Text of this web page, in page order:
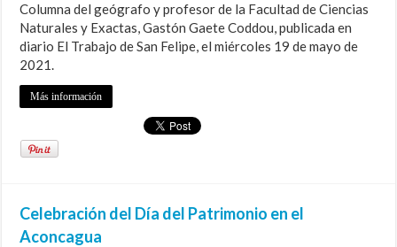
Columna del geógrafo y profesor de la Facultad de Ciencias
Naturales y Exactas, Gastón Gaete Coddou, publicada en
diario El Trabajo de San Felipe, el miércoles 19 de mayo de
2021.
Más información
Celebración del Día del Patrimonio en el
Aconcagua